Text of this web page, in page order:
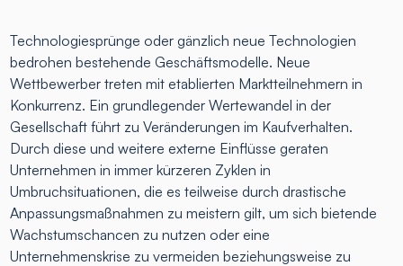
Technologiesprünge oder gänzlich neue Technologien
bedrohen bestehende Geschäftsmodelle. Neue
Wettbewerber treten mit etablierten Marktteilnehmern in
Konkurrenz. Ein grundlegender Wertewandel in der
Gesellschaft führt zu Veränderungen im Kaufverhalten.
Durch diese und weitere externe Einflüsse geraten
Unternehmen in immer kürzeren Zyklen in
Umbruchsituationen, die es teilweise durch drastische
Anpassungsmaßnahmen zu meistern gilt, um sich bietende
Wachstumschancen zu nutzen oder eine
Unternehmenskrise zu vermeiden beziehungsweise zu